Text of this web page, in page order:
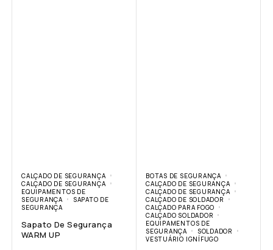
CALÇADO DE SEGURANÇA
CALÇADO DE SEGURANÇA
EQUIPAMENTOS DE
SEGURANÇA
SAPATO DE
SEGURANÇA
Sapato De Segurança
WARM UP
BOTAS DE SEGURANÇA
CALÇADO DE SEGURANÇA
CALÇADO DE SEGURANÇA
CALÇADO DE SOLDADOR
CALÇADO PARA FOGO
CALÇADO SOLDADOR
EQUIPAMENTOS DE
SEGURANÇA
SOLDADOR
VESTUÁRIO IGNÍFUGO